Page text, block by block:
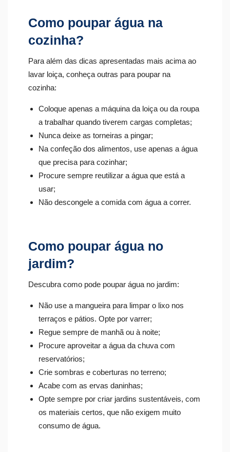
Como poupar água na
cozinha?
Para além das dicas apresentadas mais acima ao
lavar loiça, conheça outras para poupar na
cozinha:
Coloque apenas a máquina da loiça ou da roupa
a trabalhar quando tiverem cargas completas;
Nunca deixe as torneiras a pingar;
Na confeção dos alimentos, use apenas a água
que precisa para cozinhar;
Procure sempre reutilizar a água que está a
usar;
Não descongele a comida com água a correr.
Como poupar água no
jardim?
Descubra como pode poupar água no jardim:
Não use a mangueira para limpar o lixo nos
terraços e pátios. Opte por varrer;
Regue sempre de manhã ou à noite;
Procure aproveitar a água da chuva com
reservatórios;
Crie sombras e coberturas no terreno;
Acabe com as ervas daninhas;
Opte sempre por criar jardins sustentáveis, com
os materiais certos, que não exigem muito
consumo de água.